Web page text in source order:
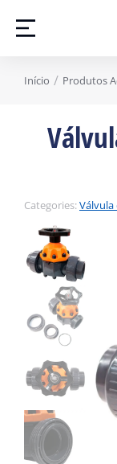
Você está aqui:
Início Produtos
Categories:Válvula